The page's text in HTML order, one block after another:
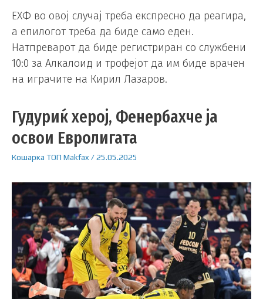
ЕХФ во овој случај треба експресно да реагира,
а епилогот треба да биде само еден.
Натпреварот да биде регистриран со службени
10:0 за Алкалоид и трофејот да им биде врачен
на играчите на Кирил Лазаров.
Гудуриќ херој, Фенербахче ја
освои Евролигата
Кошарка ТОП Makfax/25.05.2025